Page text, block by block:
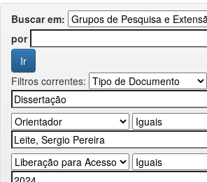
Buscar em:
por
Filtros correntes: